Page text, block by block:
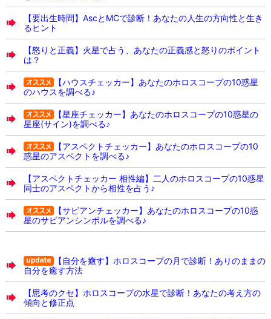
【要出生時間】AscとMCで診断！あなたの人生の方向性と生き
るヒント
【怒りと正義】火星で占う、あなたの正義感と怒りのポイント
は？
【ハウスチェッカー】あなたのホロスコープの10惑星
のハウスを調べる♪
【星座チェッカー】あなたのホロスコープの10惑星の
星座(サイン)を調べる♪
【アスペクトチェッカー】あなたのホロスコープの10
惑星のアスペクトを調べる♪
【アスペクトチェッカー 相性編】二人のホロスコープの10惑星
同士のアスペクトから相性を占う♪
【サビアンチェッカー】あなたのホロスコープの10惑
星のサビアンシンボルを調べる♪
【自分を癒す】ホロスコープの月で診断！ありのままの
自分を癒す方法
【思考のクセ】ホロスコープの水星で診断！あなたの考え方の
傾向と修正点